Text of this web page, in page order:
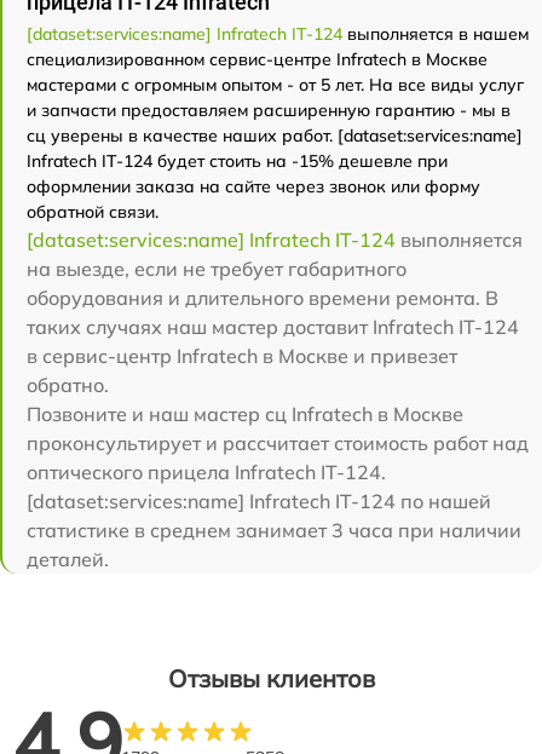
[dataset:services:name] Infratech IT-124 выполняется в нашем
специализированном сервис-центре Infratech в Москве
мастерами с огромным опытом - от 5 лет. На все виды услуг
и запчасти предоставляем расширенную гарантию - мы в
сц уверены в качестве наших работ. [dataset:services:name]
Infratech IT-124 будет стоить на -15% дешевле при
оформлении заказа на сайте через звонок или форму
обратной связи.
[dataset:services:name] Infratech IT-124 выполняется
на выезде, если не требует габаритного
оборудования и длительного времени ремонта. В
таких случаях наш мастер доставит Infratech IT-124
в сервис-центр Infratech в Москве и привезет
обратно.
Позвоните и наш мастер сц Infratech в Москве
проконсультирует и рассчитает стоимость работ над
оптического прицела Infratech IT-124.
[dataset:services:name] Infratech IT-124 по нашей
статистике в среднем занимает 3 часа при наличии
деталей.
Отзывы клиентов